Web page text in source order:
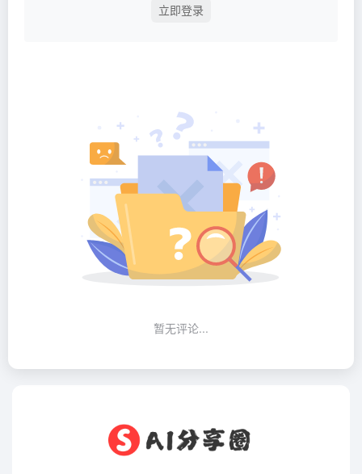
立即登录
暂无评论...